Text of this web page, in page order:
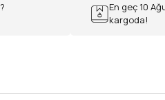
En geç 10
kargoda!